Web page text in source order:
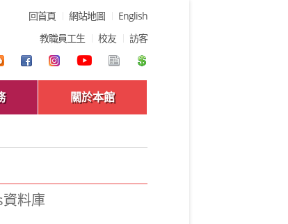
回首頁 網站地圖
English
教職員工生
校友 訪客
關於本館
料庫